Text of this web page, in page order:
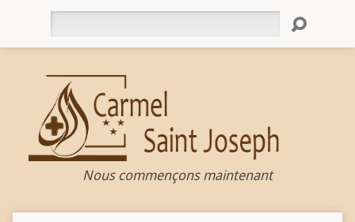
Nous commençons maintenant